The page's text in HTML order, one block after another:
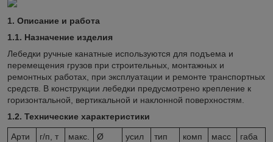
1. Описание и работа
1.1. Назначение изделия
Лебедки ручные канатные используются для подъема и
перемещения грузов при строительных, монтажных и
ремонтных работах, при эксплуатации и ремонте транспортных
средств. В конструкции лебедки предусмотрено крепление к
горизонтальной, вертикальной и наклонной поверхностям.
1.2. Технические характеристики
Арти
г/п, т
макс.
Ø
усил
тип
комп
масс
габа